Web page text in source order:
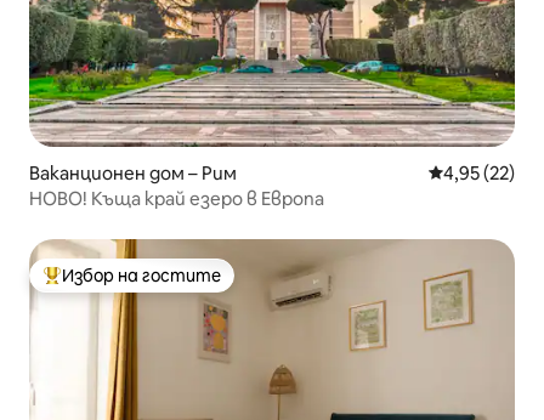
Ваканционен дом – Рим Средна
4,95 (22)
НОВО! Къща край езеро в Европа
Най-популярен избор на гостите
Избор на гостите